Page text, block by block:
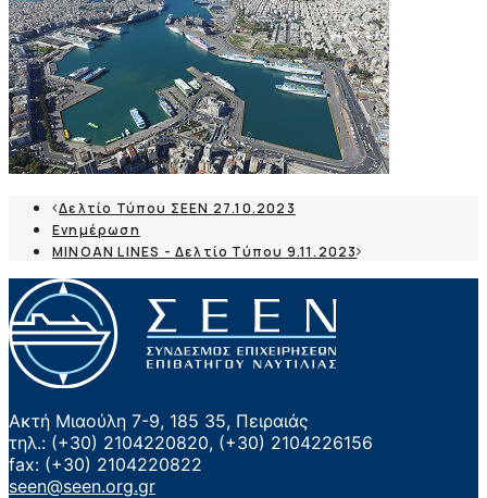
Δελτίο Τύπου ΣΕΕΝ 27.10.2023
Ενημέρωση
MINOAN LINES - Δελτίο Τύπου 9.11.2023
Ακτή Μιαούλη 7-9, 185 35, Πειραιάς
τηλ.: (+30) 2104220820, (+30) 2104226156
fax: (+30) 2104220822
seen@seen.org.gr